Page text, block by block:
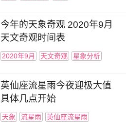
今年的天象奇观 2020年9月
天文奇观时间表
2020年9月 天文奇观 星象分析
英仙座流星雨今夜迎极大值
具体几点开始
天象 流星雨 英仙座流星雨